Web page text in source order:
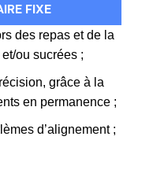
FIXE
des repas et de la
ou sucrées ;
grâce à la
en permanence ;
d’alignement ;